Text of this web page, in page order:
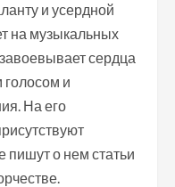
и усердной
на музыкальных
сердца
и
На его
пишут о нем статьи